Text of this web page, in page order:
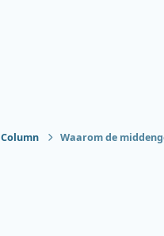
Column Waarom de